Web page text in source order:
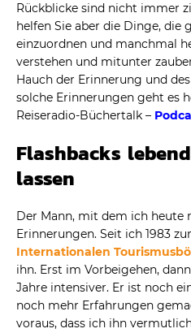
Rückblicke sind nicht immer
helfen Sie aber die Dinge, die
einzuordnen und manchmal
verstehen und mitunter
Hauch der Erinnerung und
solche Erinnerungen geht es
Reiseradio-Büchertalk –
Flashbacks
lassen
Der Mann, mit dem ich heute
Erinnerungen. Seit ich 1983
Internationalen
ihn. Erst im Vorbeigehen,
Jahre intensiver. Er ist noch
noch mehr Erfahrungen
voraus, dass ich ihn